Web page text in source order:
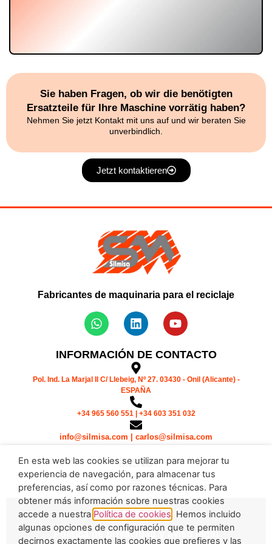
Sie haben Fragen, ob wir die benötigten
Ersatzteile für Ihre Maschine vorrätig haben?
Nehmen Sie jetzt Kontakt mit uns auf und wir beraten Sie
unverbindlich.
Jetzt kontaktieren
Fabricantes de maquinaria para el reciclaje
INFORMACIÓN DE CONTACTO
Pol. Ind. La Marjal II C/ Llebeig, Nº 27. 03430 - Onil (Alicante) -
ESPAÑA
+34 965 560 551 | +34 603 351 032
info@silmisa.com | carlos@silmisa.com
MENÚ
Política de cookies
Política de privacidad y aviso legal
En esta web las cookies se utilizan para mejorar tu
experiencia de navegación, para almacenar tus
preferencias, así como por razones técnicas. Para
obtener más información sobre nuestras cookies
accede a nuestra Política de cookies . Hemos incluido
algunas opciones de configuración que te permiten
decirnos exactamente las cookies que prefieres y las